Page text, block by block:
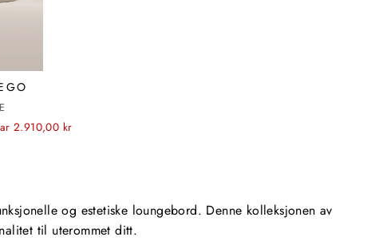
2.910,00 kr
og estetiske loungebord. Denne kolleksjonen av
til uterommet ditt.